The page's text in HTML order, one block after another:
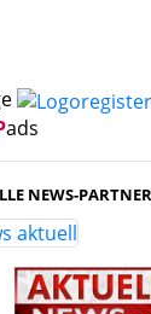
ads
NEWS-